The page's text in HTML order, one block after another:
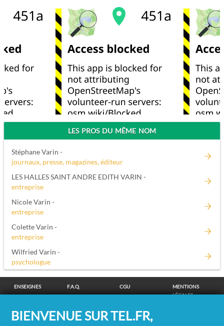
LES PROS DU MÊME NOM
Stéphane Varin -
journaux, presse, magazines, éditeur
LES HALLES SAINT ANDRE EDITH VARIN -
entreprise
Nicole Varin -
entreprise
Colette Varin -
entreprise
Wilfried Varin -
psychologue
ENSEIGNES F.A.Q. CGU
MENTIONS
LÉGALES
CONFIDENTIALITÉ
COOKIES
CHOIX
COOKIES
BIENVENUE SUR TEL.FR,